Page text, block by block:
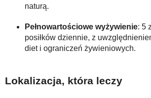
naturą.
Pełnowartościowe wyżywienie: 5
posiłków dziennie, z
diet i ograniczeń żywieniowych.
Lokalizacja, która leczy